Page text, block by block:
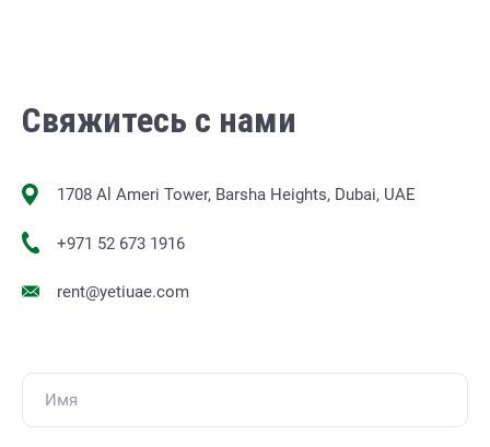
Свяжитесь с нами
1708 Al Ameri Tower, Barsha Heights, Dubai, UAE
+971 52 673 1916
rent@yetiuae.com